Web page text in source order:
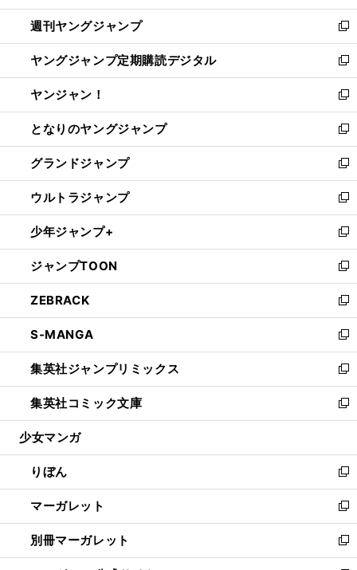
開
く
ウ
で
開
く
ン
ド
ウ
で
開
く
ウ
ィ
ン
ド
ウ
で
開
く
週刊ヤングジャンプ
新
し
い
ウ
ィ
ン
ド
ウ
で
開
く
ヤングジャンプ定期購読デジタル
新
し
い
ウ
ィ
ン
ド
ウ
で
開
く
ヤンジャン！
新
し
い
ウ
ィ
ン
ド
ウ
で
開
く
となりのヤングジャンプ
新
し
い
ウ
ィ
ン
ド
ウ
で
開
く
グランドジャンプ
新
し
い
ウ
ィ
ン
ド
ウ
で
開
く
ウルトラジャンプ
新
し
い
ウ
ィ
ン
ド
ウ
で
開
く
少年ジャンプ+
新
し
い
ウ
ィ
ン
ド
ウ
で
開
く
ジャンプTOON
新
し
い
ウ
ィ
ン
ド
ウ
で
開
ZEBRACK
新
し
い
ウ
ィ
ン
ド
ウ
開
く
S-MANGA
新
し
い
ウ
ィ
ン
ウ
で
開
く
集英社ジャンプリミックス
新
し
い
ウ
ン
ド
ウ
で
開
く
集英社コミック文庫
新
し
ウ
ィ
ン
ド
ウ
で
開
少女マンガ
りぼん
新
し
い
ウ
ィ
ン
マーガレット
新
し
い
ウ
別冊マーガレット
新
し